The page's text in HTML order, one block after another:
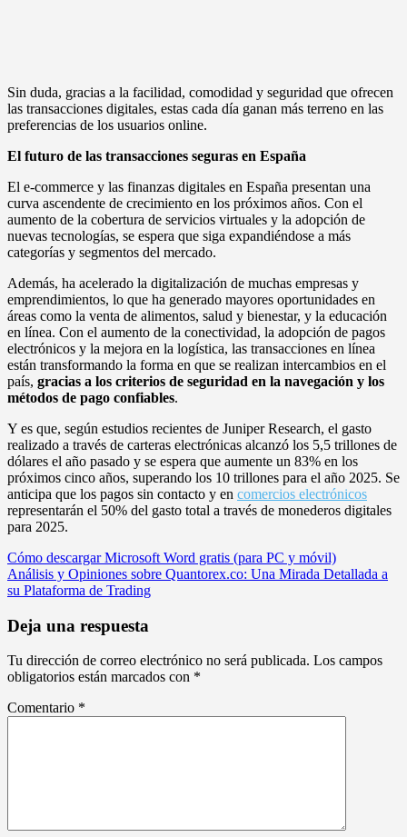
Sin duda, gracias a la facilidad, comodidad y seguridad que ofrecen
las transacciones digitales, estas cada día ganan más terreno en las
preferencias de los usuarios online.
El futuro de las transacciones seguras en España
El e-commerce y las finanzas digitales en España presentan una
curva ascendente de crecimiento en los próximos años. Con el
aumento de la cobertura de servicios virtuales y la adopción de
nuevas tecnologías, se espera que siga expandiéndose a más
categorías y segmentos del mercado.
Además, ha acelerado la digitalización de muchas empresas y
emprendimientos, lo que ha generado mayores oportunidades en
áreas como la venta de alimentos, salud y bienestar, y la educación
en línea. Con el aumento de la conectividad, la adopción de pagos
electrónicos y la mejora en la logística, las transacciones en línea
están transformando la forma en que se realizan intercambios en el
país, gracias a los criterios de seguridad en la navegación y los
métodos de pago confiables.
Y es que, según estudios recientes de Juniper Research, el gasto
realizado a través de carteras electrónicas alcanzó los 5,5 trillones de
dólares el año pasado y se espera que aumente un 83% en los
próximos cinco años, superando los 10 trillones para el año 2025. Se
anticipa que los pagos sin contacto y en comercios electrónicos
representarán el 50% del gasto total a través de monederos digitales
para 2025.
Navegación
de
Cómo descargar Microsoft Word gratis (para PC y móvil)
Análisis y Opiniones sobre Quantorex.co: Una Mirada Detallada a
su Plataforma de Trading
Deja una respuesta
Tu dirección de correo electrónico no será publicada. Los campos
obligatorios están marcados con *
Comentario *